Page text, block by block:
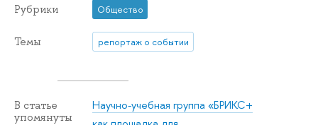
Рубрики Общество
Темы репортаж о событии
В статье
упомянуты
Научно-учебная группа «БРИКС+